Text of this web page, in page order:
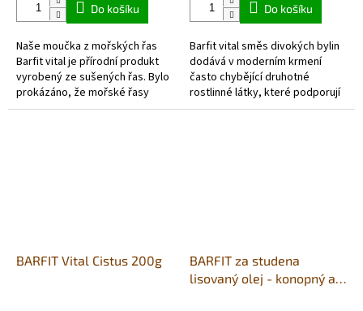
Do košíku
Naše moučka z mořských řas
Barfit vital je přírodní produkt
vyrobený ze sušených řas. Bylo
prokázáno, že mořské řasy
poskytují důležité minerály a
Do košíku
Barfit vital směs divokých bylin
dodává v moderním krmení
často chybějící druhotné
rostlinné látky, které podporují
přirozené funkce jater, žluči,
BARFIT Vital Cistus 200g
BARFIT za studena
lisovaný olej - konopný a